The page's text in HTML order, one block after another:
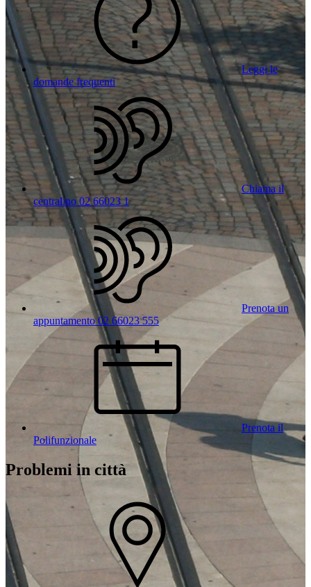
Leggi le
domande frequenti
Chiama il
centralino 02 66023 1
Prenota un
appuntamento 02 66023 555
Prenota il
Polifunzionale
Problemi in città